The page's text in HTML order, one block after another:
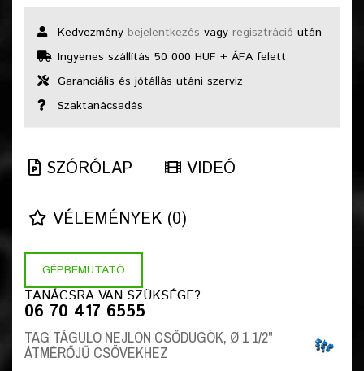
Kedvezmény bejelentkezés vagy regisztráció után
Ingyenes szállítás 50 000 HUF + ÁFA felett
Garanciális és jótállás utáni szerviz
Szaktanácsadás
SZÓRÓLAP VIDEÓ
VÉLEMÉNYEK (0)
GÉPBEMUTATÓ
TANÁCSRA VAN SZÜKSÉGE?
06 70 417 6555
TAG TÁGULÓ NEJLON CSŐDUGÓK, Ø 1 1/2"
ÁTMÉRŐJŰ CSÖVEKHEZ